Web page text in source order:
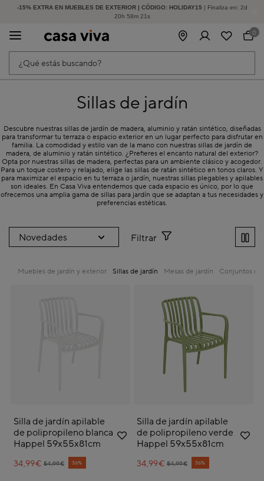
-15% EXTRA EN MUEBLES DE EXTERIOR | CÓDIGO: HOLIDAY15 | Finaliza en: 2d
20h 58m 21s
HASTA -60% DE DESCUENTO | SEGUNDAS REBAJAS
¿Qué estás buscando?
0
Sillas de jardín
Descubre nuestras sillas de jardín de madera, aluminio y ratán sintético, diseñadas
para transformar tu terraza o espacio exterior en un lugar perfecto para disfrutar en
familia. La comodidad y estilo van de la mano con nuestras sillas de jardín de
madera, de aluminio y ratán sintético. ¿Prefieres el encanto natural del exterior?
Opta por nuestras sillas de madera, perfectas para un ambiente clásico y acogedor.
Para un toque costero y relajado, elige las sillas de ratán sintético en tonos claros. Y
para maximizar el espacio en tu terraza o jardín, nuestras sillas plegables y apilables
son ideales. En Casa Viva entendemos que cada espacio es único, por lo que
ofrecemos una amplia gama de sillas para jardín que se adaptan a tus necesidades y
preferencias estéticas.
Filtrar
Muebles de jardín y exterior Sillas de jardín Mesas de jardín Conjuntos de
Silla de jardín apilable
de polipropileno blanca
Happel 59x55x81cm
Price reduced from
54,99€
to 36%
34,99€
Silla de jardín apilable
de polipropileno verde
Happel 59x55x81cm
Price reduced from
54,99€
to 36%
34,99€